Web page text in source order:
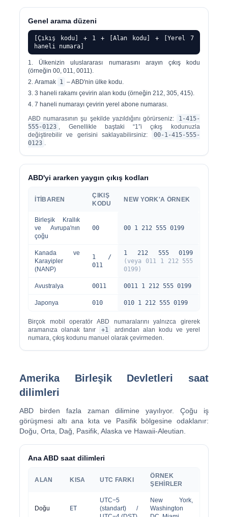
Genel arama düzeni
[Çıkış kodu] + 1 + [Alan kodu] + [Yerel 7
haneli numara]
Ülkenizin uluslararası numarasını arayın çıkış kodu
(örneğin 00, 011, 0011).
Aramak 1 – ABD'nin ülke kodu.
3 haneli rakamı çevirinalan kodu (örneğin 212, 305, 415).
7 haneli numarayı çevirinyerel abone numarası.
ABD numarasının şu şekilde yazıldığını görürseniz:
1-415-
555-0123 , Genellikle baştaki “1”i çıkış kodunuzla
değiştirebilir ve gerisini saklayabilirsiniz:
00-1-415-555-
0123 .
ABD'yi ararken yaygın çıkış kodları
İTIBAREN
ÇIKIŞ
KODU
NEW YORK'A ÖRNEK
Birleşik Krallık
ve Avrupa'nın
çoğu
00 00 1 212 555 0199
Kanada ve
Karayipler
(NANP)
1 /
011
1 212 555 0199
(veya 011 1 212 555
0199)
Avustralya 0011 0011 1 212 555 0199
Japonya 010 010 1 212 555 0199
Birçok mobil operatör ABD numaralarını yalnızca girerek
aramanıza olanak tanır
+1
ardından alan kodu ve yerel
numara, çıkış kodunu manuel olarak çevirmeden.
Amerika Birleşik Devletleri saat
dilimleri
ABD birden fazla zaman dilimine yayılıyor. Çoğu iş
görüşmesi altı ana kıta ve Pasifik bölgesine odaklanır:
Doğu, Orta, Dağ, Pasifik, Alaska ve Hawaii-Aleutian.
Ana ABD saat dilimleri
ALAN KISA UTC FARKI
ÖRNEK
ŞEHIRLER
Doğu ET
UTC−5
(standart) /
New York,
Washington